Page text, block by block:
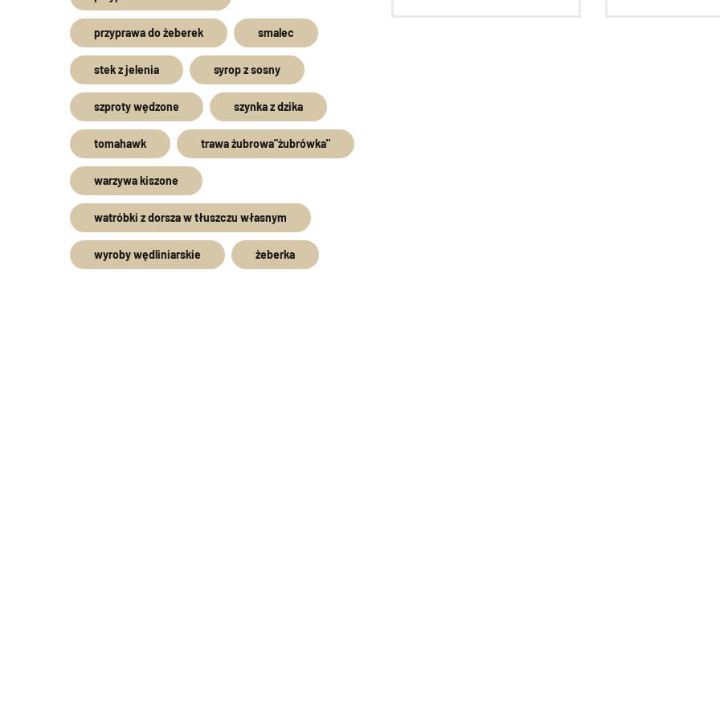
przyprawa do żeberek smalec
stek z jelenia syrop z sosny
szproty wędzone szynka z dzika
tomahawk trawa żubrowa"żubrówka"
warzywa kiszone
watróbki z dorsza w tłuszczu własnym
wyroby wędliniarskie żeberka